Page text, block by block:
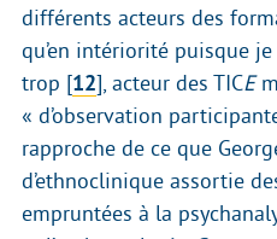
différents acteurs des
qu’en intériorité puisque
trop [12], acteur des TICE
« d’observation
rapproche de ce que
d’ethnoclinique assortie
empruntées à la